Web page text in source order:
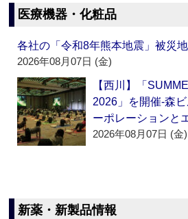
医療機器・化粧品
各社の「令和8年熊本地震」被災
2026年08月07日 (金)
【西川】「
2026」を開催‐森
ーポレーションと
2026年08月07日 (金)
新薬・新製品情報